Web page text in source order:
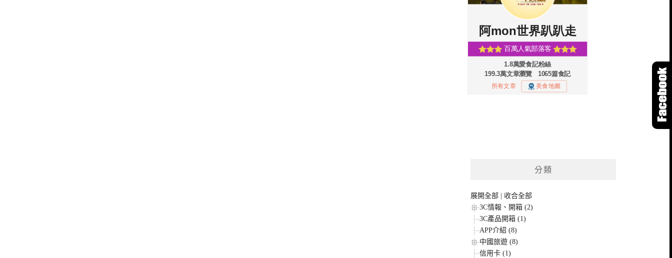
分類
展開全部
收合全部
3C情報、開箱 (2)
3C產品開箱 (1)
APP介紹 (8)
中國旅遊 (8)
信用卡 (1)